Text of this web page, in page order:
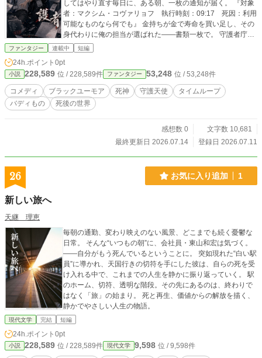
してはやり直す毎日に、ある朝、一枚の通知が届く。 『対象
者：マクシム・コヴァリョフ 執行時刻：09:17 死因：利用
可能なものなら何でも』 金持ちが金で寿命を買い足し、その
身代わりに俺の担当が選ばれた——書類一枚で。 守護者庁の
最重要規則、『被保護者との直接接触を禁ず』。 落下するエ
運命は縫い合わされ、不死は没収され、俺は解雇された。 か
くして元守護天使は、二十九回死んだ男の部屋のソファに住
み着くことになる。 奴の寿命まで、あと六十年。 天国に神は
いない。 あるのは、ハンコ待ちの書類だけだ。
ファンタジー 連載中 短編
24h.ポイント 0pt
小説 228,589 位 / 228,589件 ファンタジー 53,248 位 / 53,248件
コメディ ブラックユーモア 死神 守護天使
タイムループ
バディもの
死後の世界
感想数 0
文字数 10,681
最終更新日 2026.07.14
登録日 2026.07.11
26 お気に入り追加 1
新しい旅へ
天継 理恵
毎朝の通勤、変わり映えのない風景、どこまでも続く憂鬱な
日常。 そんな“いつもの朝”に、会社員・東山和宏は気づく。
——自分がもう死んでいるということに。 突如現れた“白い駅
員”に導かれ、天国行きの切符を手にした彼は、自らの死を受
け入れる中で、これまでの人生を静かに振り返っていく。 駅
のホーム、切符、透明な階段。その先にあるのは、終わりで
はなく「旅」の始まり。 死と再生、価値からの解放を描く、
静かでやさしい人生の物語。
現代文学 完結 短編
24h.ポイント 0pt
小説 228,589 位 / 228,589件 現代文学 9,598 位 / 9,598件